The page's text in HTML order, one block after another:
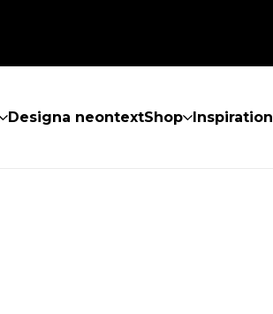
Designa neontextShop Inspiration